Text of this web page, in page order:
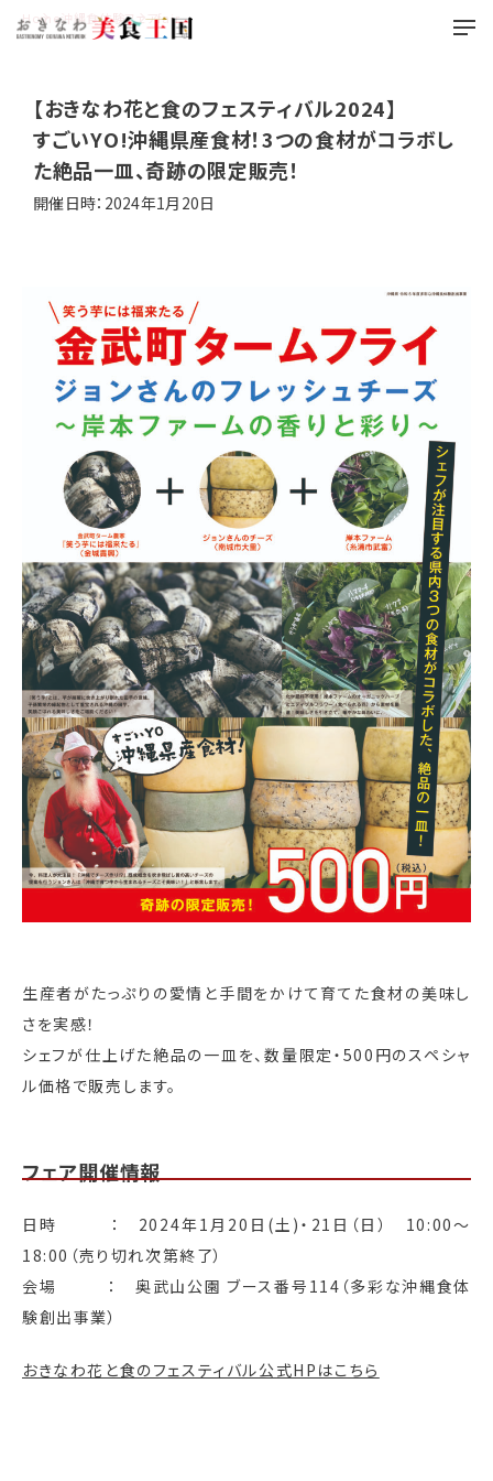
Home沖縄食体験フェアfair
【おきなわ花と食のフェスティバル2024】
すごいYO!沖縄県産食材！3つの食材がコラボし
た絶品一皿、奇跡の限定販売！
開催日時：2024年1月20日
生産者がたっぷりの愛情と手間をかけて育てた食材の美味し
さを実感！
シェフが仕上げた絶品の一皿を、数量限定・500円のスペシャ
ル価格で販売します。
フェア開催情報
日時 ： 2024年1月20日(土)・21日（日） 10:00～
18:00（売り切れ次第終了）
会場 ： 奥武山公園 ブース番号114（多彩な沖縄食体
験創出事業）
おきなわ花と食のフェスティバル公式HPはこちら